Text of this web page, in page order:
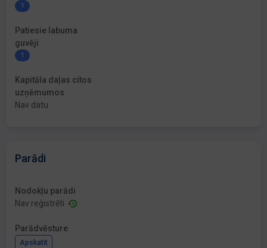
1
Patiesie labuma
guvēji
1
Kapitāla daļas citos
uzņēmumos
Nav datu
Parādi
Nodokļu parādi
Nav reģistrēti
Parādvēsture
Apskatīt